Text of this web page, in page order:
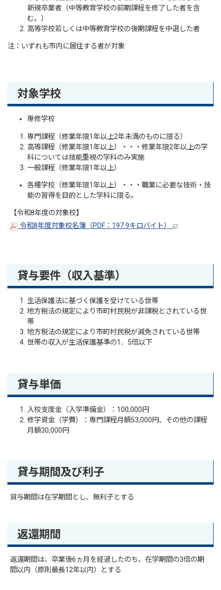
新規卒業者（中等教育学校の前期課程を修了した者を含
む。）
高等学校若しくは中等教育学校の後期課程を中退した者
注：いずれも市内に居住する者が対象
対象学校
専修学校
専門課程（修業年限1年以上2年未満のものに限る）
高等課程（修業年限1年以上）・・・修業年限2年以上の学
科については技能重視の学科のみ実施
一般課程（修業年限1年以上）
各種学校（修業年限1年以上）・・・職業に必要な技術・技
能の習得を目的とした学科に限る。
【令和8年度の対象校】
令和8年度対象校名簿（PDF：197.9キロバイト）
貸与要件（収入基準）
生活保護法に基づく保護を受けている世帯
地方税法の規定により市町村民税が非課税とされている世
帯
地方税法の規定により市町村民税が減免されている世帯
世帯の収入が生活保護基準の1．5倍以下
貸与単価
入校支度金（入学準備金）：100,000円
修学資金（学費）：専門課程月額53,000円、その他の課程
月額30,000円
貸与期間及び利子
貸与期間は在学期間とし、無利子とする
返還期間
返還期間は、卒業後6ヵ月を経過したのち、在学期間の3倍の期
間以内（原則最長12年以内）とする